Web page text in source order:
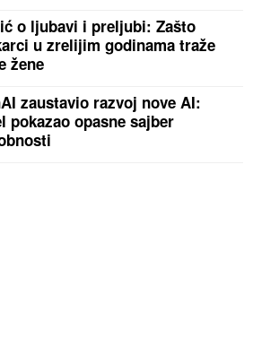
o ljubavi i preljubi: Zašto
u zrelijim godinama traže
žene
zaustavio razvoj nove AI:
pokazao opasne sajber